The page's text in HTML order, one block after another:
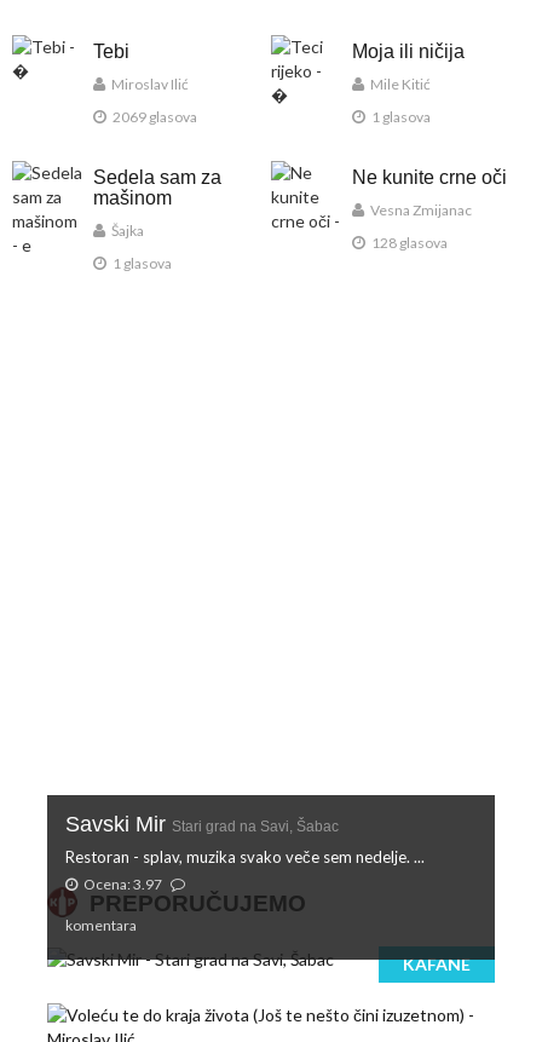
Tebi
Miroslav Ilić
2069 glasova
Moja ili ničija
Mile Kitić
1 glasova
Sedela sam za
mašinom
Šajka
1 glasova
Ne kunite crne oči
Vesna Zmijanac
128 glasova
PREPORUČUJEMO
KAFANE
Savski Mir Stari grad na Savi, Šabac
Restoran - splav, muzika svako veče sem nedelje. ...
Ocena: 3.97
komentara